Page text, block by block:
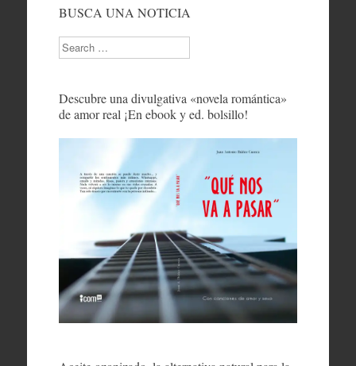
BUSCA UNA NOTICIA
Search
Descubre una divulgativa «novela romántica»
de amor real ¡En ebook y ed. bolsillo!